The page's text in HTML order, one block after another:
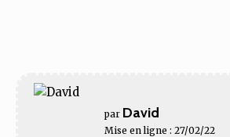
par David
Mise en ligne : 27/02/22